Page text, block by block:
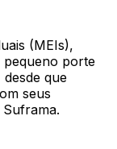
(MEIs),
pequeno porte
que
seus